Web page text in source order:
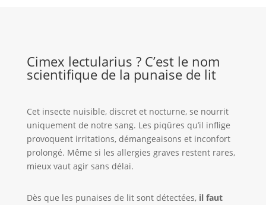
Cimex lectularius ? C’est le nom
scientifique de la punaise de lit
Cet insecte nuisible, discret et nocturne, se nourrit
uniquement de notre sang. Les piqûres qu’il inflige
provoquent irritations, démangeaisons et inconfort
prolongé. Même si les allergies graves restent rares,
mieux vaut agir sans délai.
Dès que les punaises de lit sont détectées, il faut